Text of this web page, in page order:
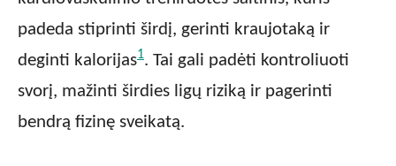
padeda stiprinti širdį, gerinti kraujotaką ir
deginti kalorijas1. Tai gali padėti kontroliuoti
svorį, mažinti širdies ligų riziką ir pagerinti
bendrą fizinę sveikatą.